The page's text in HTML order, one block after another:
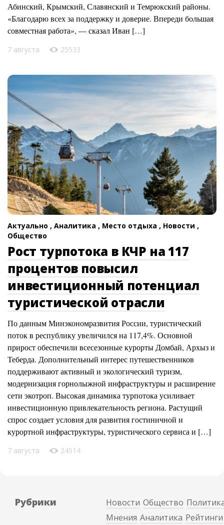
Абинский, Крымский, Славянский и Темрюкский районы.
«Благодарю всех за поддержку и доверие. Впереди большая
совместная работа», — сказал Иван […]
7 августа 25533
Актуально , Аналитика , Место отдыха , Новости ,
Общество
Рост турпотока в КЧР на 117
процентов повысил
инвестиционный потенциал
туристической отрасли
По данным Минэкономразвития России, туристический
поток в республику увеличился на 117,4%. Основной
прирост обеспечили всесезонные курорты Домбай, Архыз и
Теберда. Дополнительный интерес путешественников
поддерживают активный и экологический туризм,
модернизация горнолыжной инфраструктуры и расширение
сети экотроп. Высокая динамика турпотока усиливает
инвестиционную привлекательность региона. Растущий
спрос создает условия для развития гостиничной и
курортной инфраструктуры, туристического сервиса и […]
7 августа 24514
Рубрики Новости Общество
Мнения Аналитика Рейтинги